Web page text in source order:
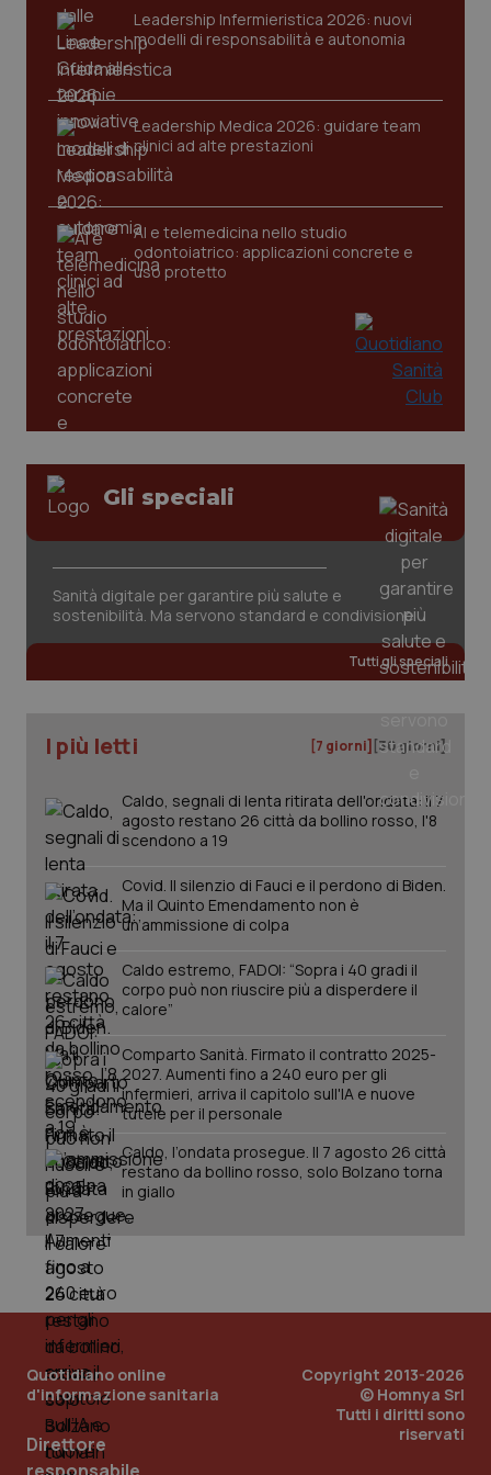
Leadership Infermieristica 2026: nuovi
modelli di responsabilità e autonomia
Leadership Medica 2026: guidare team
clinici ad alte prestazioni
AI e telemedicina nello studio
odontoiatrico: applicazioni concrete e
uso protetto
Gli speciali
Sanità digitale per garantire più salute e
sostenibilità. Ma servono standard e condivisione
Tutti gli speciali
I più letti [7 giorni] [30 giorni]
Caldo, segnali di lenta ritirata dell'ondata: il 7
agosto restano 26 città da bollino rosso, l'8
scendono a 19
Covid. Il silenzio di Fauci e il perdono di Biden.
Ma il Quinto Emendamento non è
un’ammissione di colpa
Caldo estremo, FADOI: “Sopra i 40 gradi il
corpo può non riuscire più a disperdere il
calore”
Comparto Sanità. Firmato il contratto 2025-
2027. Aumenti fino a 240 euro per gli
infermieri, arriva il capitolo sull'IA e nuove
tutele per il personale
Caldo, l’ondata prosegue. Il 7 agosto 26 città
restano da bollino rosso, solo Bolzano torna
in giallo
Quotidiano online
d'informazione sanitaria
Direttore
Copyright 2013-2026
© Homnya Srl
Tutti i diritti sono
riservati
.youtube.com
CookieScriptConsent
www.quotidianosanita.it
tracking-sites-ironfish-
www.quotidianosanita.it
2
_ga
Google LLC
.quotidianosanita.it
PHPSESSID